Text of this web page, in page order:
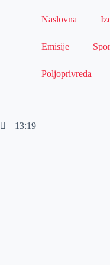
Naslovna
Emisije
Poljoprivreda
13:19